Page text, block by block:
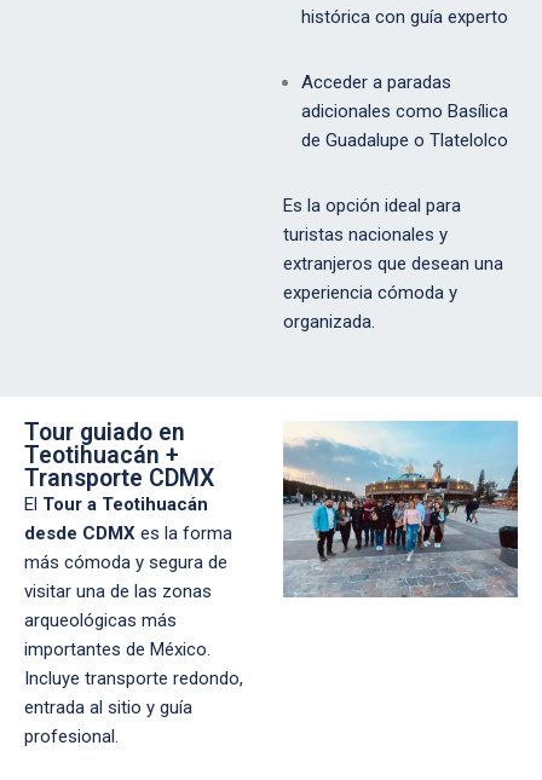
histórica con guía experto
Acceder a paradas
adicionales como Basílica
de Guadalupe o Tlatelolco
Es la opción ideal para
turistas nacionales y
extranjeros que desean una
experiencia cómoda y
organizada.
Tour guiado en
Teotihuacán +
Transporte CDMX
El Tour a Teotihuacán
desde CDMX es la forma
más cómoda y segura de
visitar una de las zonas
arqueológicas más
importantes de México.
Incluye transporte redondo,
entrada al sitio y guía
profesional.